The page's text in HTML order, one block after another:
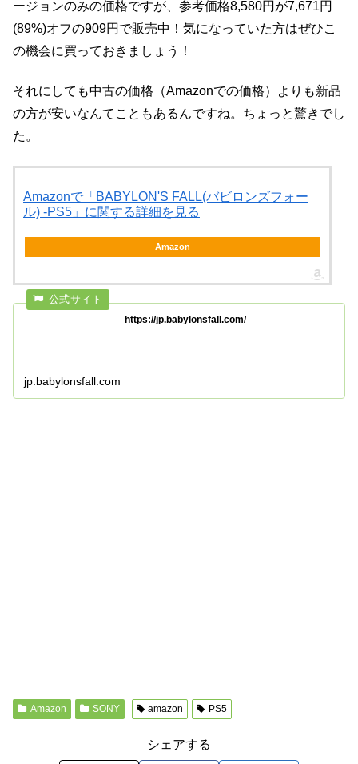
ージョンのみの価格ですが、参考価格8,580円が7,671円
(89%)オフの909円で販売中！気になっていた方はぜひこ
の機会に買っておきましょう！
それにしても中古の価格（Amazonでの価格）よりも新品
の方が安いなんてこともあるんですね。ちょっと驚きでし
た。
Amazonで「BABYLON'S FALL(バビロンズフォー
ル) -PS5」に関する詳細を見る
Amazon
https://jp.babylonsfall.com/
jp.babylonsfall.com
Amazon SONY amazon PS5
シェアする